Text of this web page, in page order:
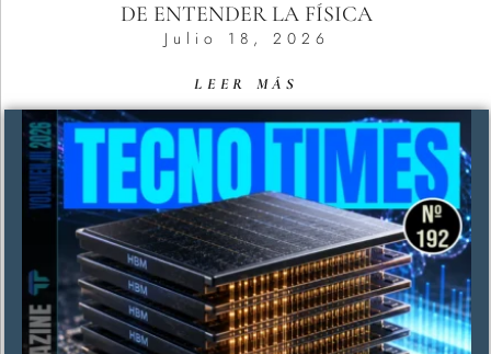
DE ENTENDER LA FÍSICA
Julio 18, 2026
LEER MÁS